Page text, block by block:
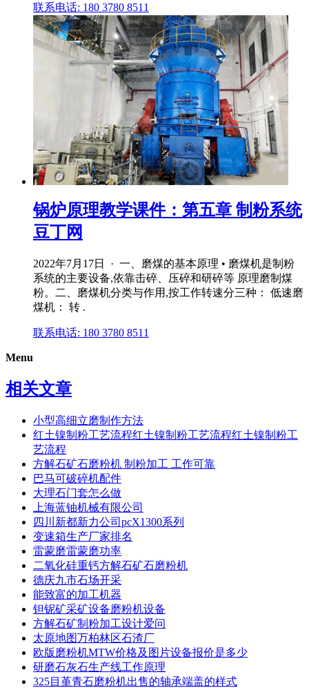
联系电话: 180 3780 8511
锅炉原理教学课件：第五章 制粉系统
豆丁网
2022年7月17日 · 一、磨煤的基本原理 • 磨煤机是制粉
系统的主要设备,依靠击碎、压碎和研碎等 原理磨制煤
粉。二、磨煤机分类与作用,按工作转速分三种： 低速磨
煤机： 转 .
联系电话: 180 3780 8511
Menu
相关文章
小型高细立磨制作方法
红土镍制粉工艺流程红土镍制粉工艺流程红土镍制粉工
艺流程
方解石矿石磨粉机 制粉加工 工作可靠
巴马可破碎机配件
大理石门套怎么做
上海蓝铀机械有限公司
四川新都新力公司pcX1300系列
变速箱生产厂家排名
雷蒙磨雷蒙磨功率
二氧化硅重钙方解石矿石磨粉机
德庆九市石场开采
能致富的加工机器
钽铌矿采矿设备磨粉机设备
方解石矿制粉加工设计爱问
太原地图万柏林区石渣厂
欧版磨粉机MTW价格及图片设备报价是多少
研磨石灰石生产线工作原理
325目堇青石磨粉机出售的轴承端盖的样式